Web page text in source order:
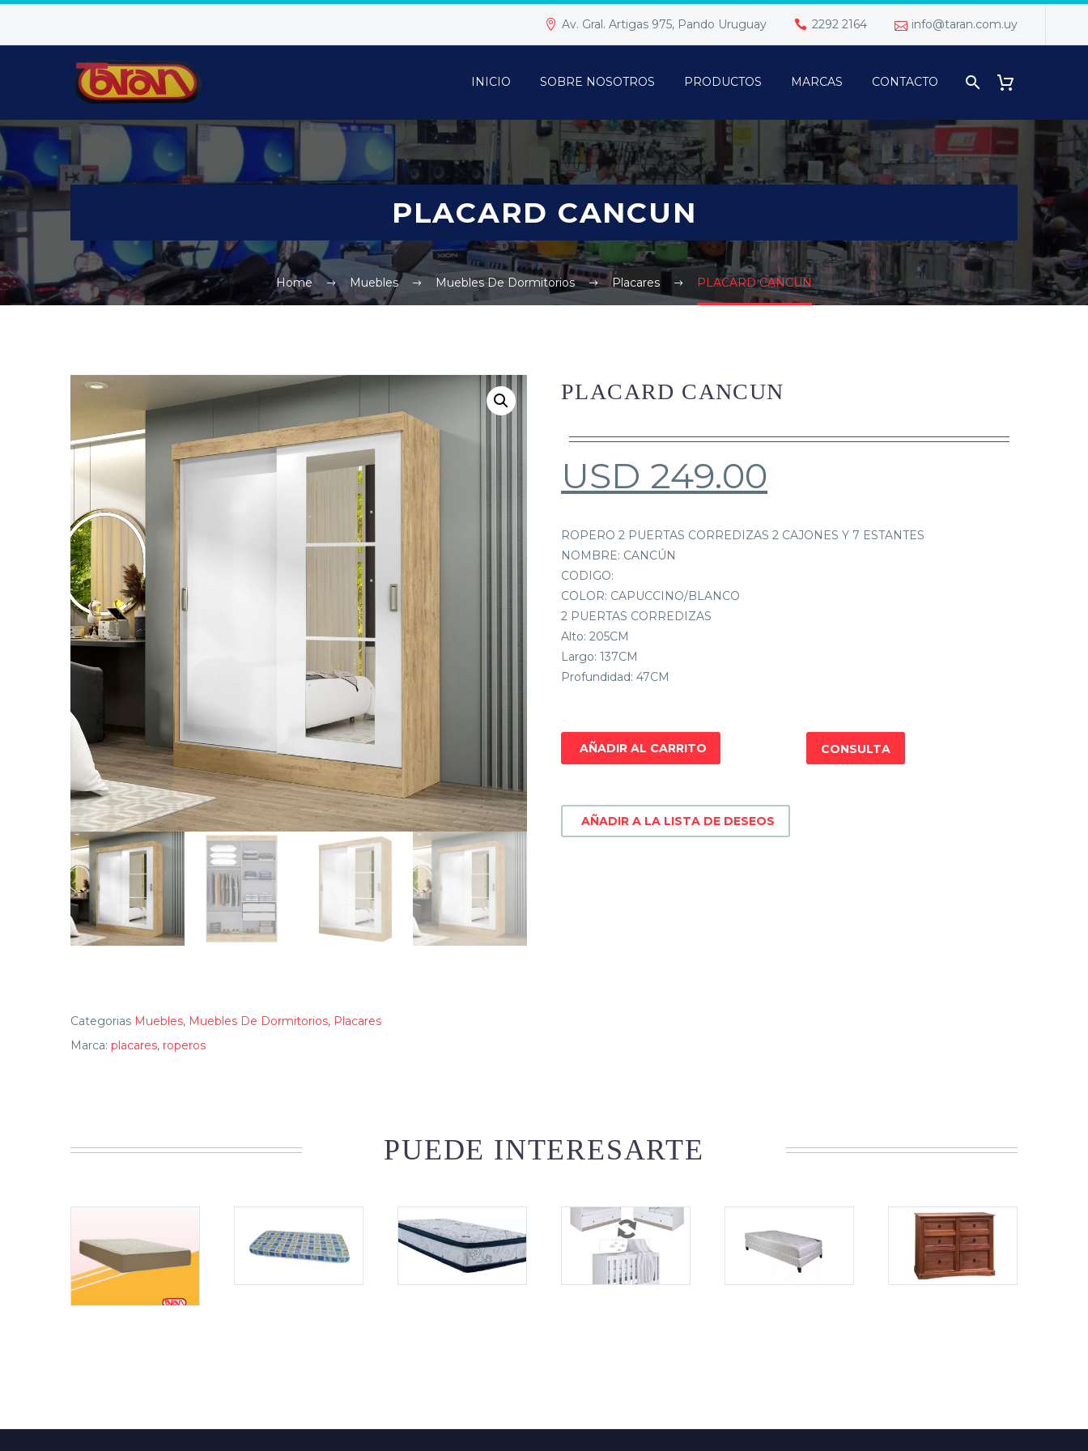
Av. Gral. Artigas 975, Pando Uruguay 2292 2164 info@taran.com.uy
INICIO SOBRE NOSOTROS PRODUCTOS MARCAS CONTACTO
PLACARD CANCUN
Home Muebles Muebles De Dormitorios Placares PLACARD CANCUN
PLACARD CANCUN
USD 249.00
ROPERO 2 PUERTAS CORREDIZAS 2 CAJONES Y 7 ESTANTES
NOMBRE: CANCÚN
CODIGO:
COLOR: CAPUCCINO/BLANCO
2 PUERTAS CORREDIZAS
Alto: 205CM
Largo: 137CM
Profundidad: 47CM
AÑADIR AL CARRITO
AÑADIR A LA LISTA DE DESEOS
CONSULTA
Categorias Muebles, Muebles De Dormitorios, Placares
Marca: placares, roperos
PUEDE INTERESARTE